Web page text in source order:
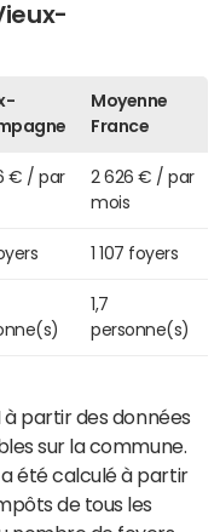
Moyenne
France
€ / par
2 626 € / par
mois
1 107 foyers
1,7
personne(s)
partir des données
sur la commune.
été calculé à partir
de tous les